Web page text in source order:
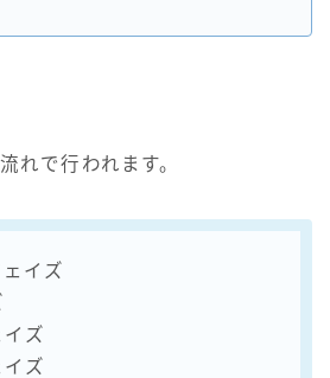
れで行われます。
イズ
ズ
ズ